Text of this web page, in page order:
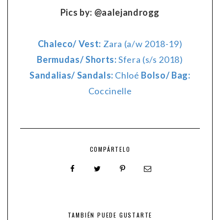
Pics by: @aalejandrogg
Chaleco/ Vest: Zara (a/w 2018-19)
Bermudas/ Shorts:Sfera (s/s 2018)
Sandalias/ Sandals: Chloé Bolso/ Bag:
Coccinelle
COMPÁRTELO
TAMBIÉN PUEDE GUSTARTE